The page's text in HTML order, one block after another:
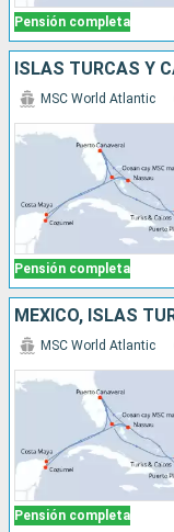
Pensión completa
Pensión completa
MSC World Atlantic
Pensión completa
MSC World Atlantic